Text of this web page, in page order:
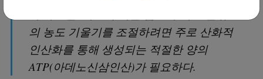
의 농도 기울기를 조절하려면 주로 산화적
인산화를 통해 생성되는 적절한 양의
ATP(아데노신삼인산)가 필요하다.